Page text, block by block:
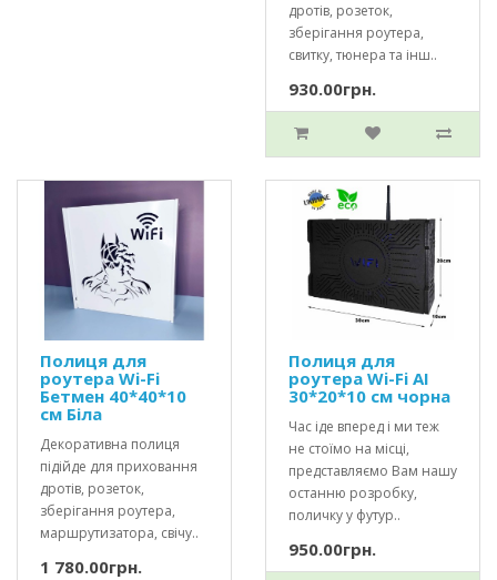
дротів, розеток,
зберігання роутера,
свитку, тюнера та інш..
930.00грн.
Полиця для
роутера Wi-Fi
Бетмен 40*40*10
см Біла
Декоративна полиця
підійде для приховання
дротів, розеток,
зберігання роутера,
маршрутизатора, свічу..
1 780.00грн.
Полиця для
роутера Wi-Fi AI
30*20*10 см чорна
Час іде вперед і ми теж
не стоїмо на місці,
представляємо Вам нашу
останню розробку,
поличку у футур..
950.00грн.